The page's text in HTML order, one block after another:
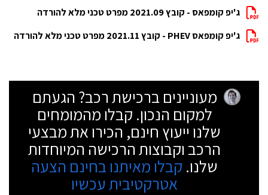
ג'יפ קומפאס - קובץ 2021.09 מפרט טכני מלא להורדה
ג'יפ קומפאס PHEV - קובץ 2021.11 מפרט טכני מלא להורדה
מעוניינים ברכישת רכב? הגעתם
למקום הנכון. קבלו מהמומחים
שלנו ייעוץ חינם, הכירו את מבצעי
הרכב וקבוצות הרכישה המיוחדות
שלנו. קבלו מאיתנו בחינם הצעה
אטרקטיבית עכשיו